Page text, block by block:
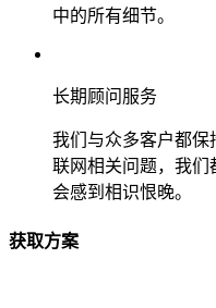
中的所有细节。
长期顾问服务
我们与众多客户都保
联网相关问题，我们
会感到相识恨晚。
获取方案